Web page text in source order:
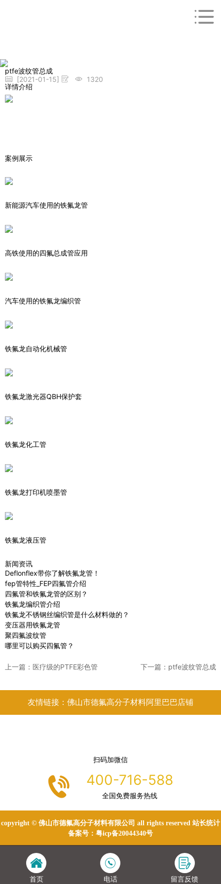
ptfe波纹管总成
[2021-01-15]
1320
详情介绍
案例展示
新能源汽车使用的铁氟龙管
高铁使用的四氟总成管应用
汽车使用的铁氟龙编织管
铁氟龙自动化机械管
铁氟龙激光器QBH保护套
铁氟龙化工管
铁氟龙打印机喷墨管
铁氟龙液压管
新闻资讯
Deflonflex带你了解铁氟龙管！
fep管特性_FEP四氟管介绍
四氟管和铁氟龙管的区别？
铁氟龙编织管介绍
铁氟龙不锈钢丝编织管是什么材料做的？
变压器用铁氟龙管
聚四氟波纹管
哪里可以购买四氟管？
上一篇： 医疗级的PTFE彩色管 下一篇： ptfe波纹管总成
友情链接：佛山市德氟高分子材料阿里巴巴店铺
扫码加微信
400-716-588
全国免费服务热线
copyright © 佛山市德氟高分子材料有限公司 all rights reserved 站长统计
备案号： 粤icp备20044340号
首页 电话 留言反馈